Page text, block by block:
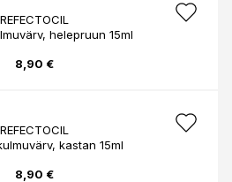
REFECTOCIL
helepruun 15ml
8,90 €
REFECTOCIL
kastan 15ml
8,90 €